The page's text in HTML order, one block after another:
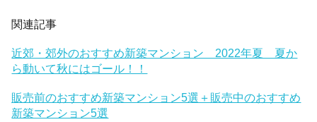
関連記事
近郊・郊外のおすすめ新築マンション 2022年夏 夏か
ら動いて秋にはゴール！！
販売前のおすすめ新築マンション5選＋販売中のおすすめ
新築マンション5選